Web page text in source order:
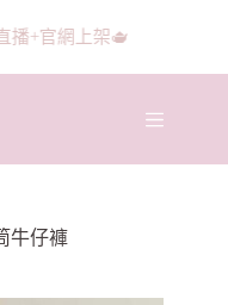
+官網上架🫖
牛仔褲